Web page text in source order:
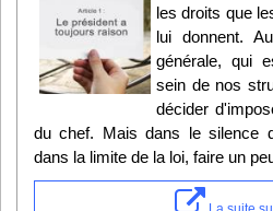
les droits que
lui donnent.
générale, qui
sein de nos
décider
du chef. Mais dans le silence
dans la limite de la loi, faire un